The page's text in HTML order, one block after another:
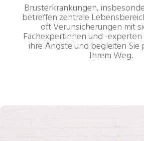
Brusterkrankungen,
betreffen zentrale
oft Verunsicherungen mit
Fachexpertinnen und -
ihre Ängste und begleiten Sie
Ihrem Weg.